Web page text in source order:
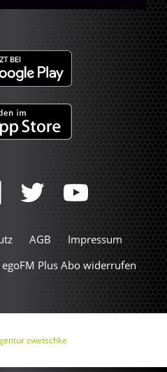
AGB
Impressum
egoFM Plus Abo widerrufen
zwetschke